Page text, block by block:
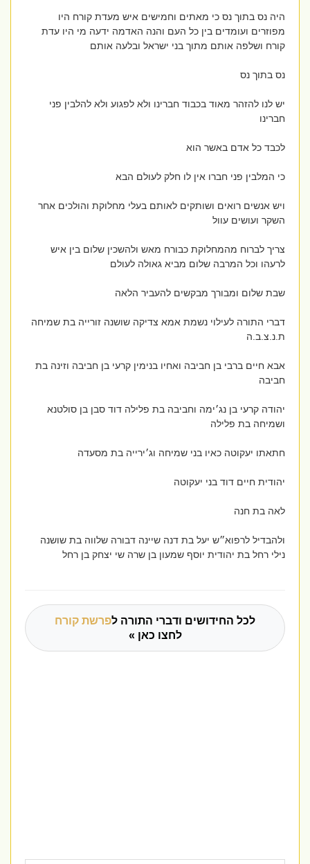
היה נס בתוך נס כי מאתים וחמישים איש מעדת קורח היו
מפוזרים ועומדים בין כל העם והנה האדמה ידעה מי היו עדת
קורח ושלפה אותם מתוך בני ישראל ובלעה אותם
נס בתוך נס
יש לנו להזהר מאוד בכבוד חברינו ולא לפגוע ולא להלבין פני
חברינו
לכבד כל אדם באשר הוא
כי המלבין פני חברו אין לו חלק לעולם הבא
ויש אנשים רואים ושותקים לאותם בעלי מחלוקת והולכים אחר
השקר ועושים עוול
צריך לברוח מהמחלוקת כבורח מאש ולהשכין שלום בין איש
לרעהו וכל המרבה שלום מביא גאולה לעולם
שבת שלום ומבורך מבקשים להעביר הלאה
דברי התורה לעילוי נשמת אמא צדיקה שושנה זורייה בת שמיחה
ת.נ.צ.ב.ה
אבא חיים ברבי בן חביבה ואחיו בנימין קרעי בן חביבה וזינה בת
חביבה
יהודה קרעי בן נג׳ימה וחביבה בת פלילה דוד סבן בן סולטנא
ושמיחה בת פלילה
חתאתו יעקוטה כאיו בני שמיחה וג׳ירייה בת מסעדה
יהודית חיים דוד בני יעקוטה
לאה בת חנה
ולהבדיל לרפוא״ש יעל בת דנה שיינה דבורה שלווה בת שושנה
נילי רחל בת יהודית יוסף שמעון בן שרה שי יצחק בן רחל
לכל החידושים ודברי התורה לפרשת קורח
לחצו כאן »